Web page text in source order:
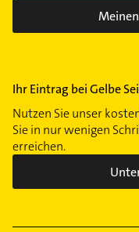
Ihr Eintrag bei Gelbe
Nutzen Sie unser
Sie in nur wenigen
erreichen.